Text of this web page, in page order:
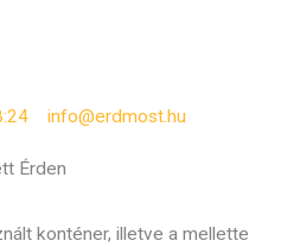
info@erdmost.hu
Érden
konténer, illetve a mellette